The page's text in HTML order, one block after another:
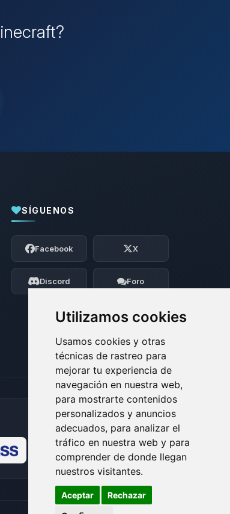
Utilizamos cookies
Usamos cookies y otras
técnicas de rastreo para
mejorar tu experiencia de
navegación en nuestra web,
para mostrarte contenidos
personalizados y anuncios
adecuados, para analizar el
tráfico en nuestra web y para
comprender de donde llegan
nuestros visitantes.
Aceptar
Rechazar
SÍGUENOS
Facebook X
Discord Foro
Yupi, por fin alguien con quien hablar!
Soy Choupy, tu pequeno asistente de
BoxToPlay. Cuentame que necesitas y
moveré mis pequenos circuitos para
ayudarte.
08/08/2026 08:33